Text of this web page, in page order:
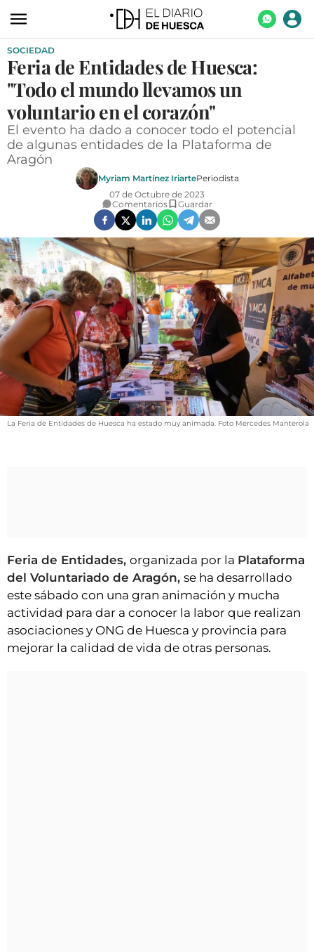
ACTUALIDAD
ECONOMÍA
TECNOLOGÍA
TURISMO
AGROALIMENTACIÓN
SOCIEDAD
OPINIÓN
GALERÍAS
VÍDEOS
CONTACTAR
FIESTAS EN EL ALTO ARAGÓN
FIESTAS DE SAN LORENZO
AGENDA
CLUB DEL AMIGO MILITANTE
INICIAR SESIÓN
SOCIEDAD
Feria de Entidades de Huesca:
"Todo el mundo llevamos un
voluntario en el corazón"
El evento ha dado a conocer todo el potencial
de algunas entidades de la Plataforma de
Aragón
Myriam Martínez IriartePeriodista
07 de Octubre de 2023
Comentarios
Guardar
La Feria de Entidades de Huesca ha estado muy animada. Foto Mercedes Manterola
Feria de Entidades, organizada por la Plataforma
del Voluntariado de Aragón, se ha desarrollado
este sábado con una gran animación y mucha
actividad para dar a conocer la labor que realizan
asociaciones y ONG de Huesca y provincia para
mejorar la calidad de vida de otras personas.